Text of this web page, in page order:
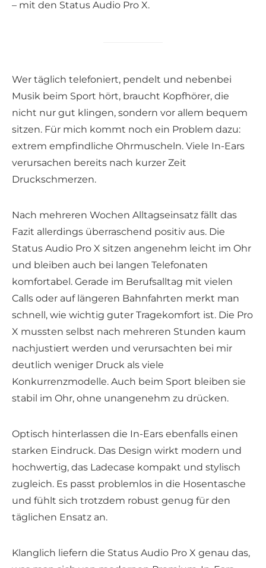
– mit den Status Audio Pro X.
Wer täglich telefoniert, pendelt und nebenbei
Musik beim Sport hört, braucht Kopfhörer, die
nicht nur gut klingen, sondern vor allem bequem
sitzen. Für mich kommt noch ein Problem dazu:
extrem empfindliche Ohrmuscheln. Viele In-Ears
verursachen bereits nach kurzer Zeit
Druckschmerzen.
Nach mehreren Wochen Alltagseinsatz fällt das
Fazit allerdings überraschend positiv aus. Die
Status Audio Pro X sitzen angenehm leicht im Ohr
und bleiben auch bei langen Telefonaten
komfortabel. Gerade im Berufsalltag mit vielen
Calls oder auf längeren Bahnfahrten merkt man
schnell, wie wichtig guter Tragekomfort ist. Die Pro
X mussten selbst nach mehreren Stunden kaum
nachjustiert werden und verursachten bei mir
deutlich weniger Druck als viele
Konkurrenzmodelle. Auch beim Sport bleiben sie
stabil im Ohr, ohne unangenehm zu drücken.
Optisch hinterlassen die In-Ears ebenfalls einen
starken Eindruck. Das Design wirkt modern und
hochwertig, das Ladecase kompakt und stylisch
zugleich. Es passt problemlos in die Hosentasche
und fühlt sich trotzdem robust genug für den
täglichen Ensatz an.
Klanglich liefern die Status Audio Pro X genau das,